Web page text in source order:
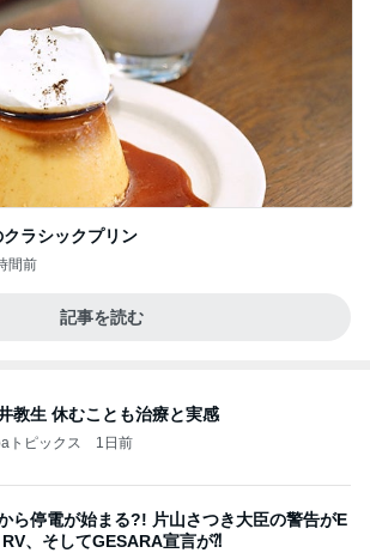
ラシックプリン
間前
記事を読む
教生 休むことも治療と実感
トピックス 1日前
ら停電が始まる?! 片山さつき大臣の警告がE
、そしてGESARA宣言が⁈